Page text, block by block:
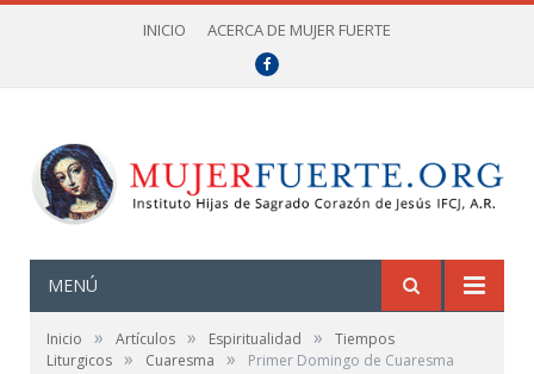
INICIO ACERCA DE MUJER FUERTE
Facebook
MENÚ
Inicio » Artículos » Espiritualidad »
Tiempos
Liturgicos » Cuaresma » Primer Domingo de Cuaresma